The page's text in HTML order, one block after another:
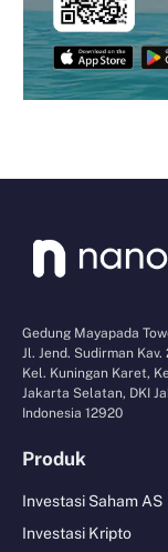
Gedung Mayapada
Jl. Jend. Sudirman Kav.
Kel. Kuningan Karet,
Jakarta Selatan, DKI
Indonesia 12920
Produk
Investasi Saham AS
Investasi Kripto